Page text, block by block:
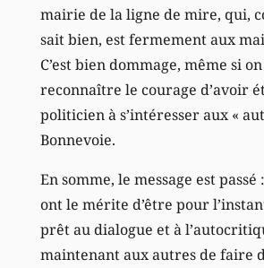
mairie de la ligne de mire, qui,
sait bien, est fermement aux
C’est bien dommage, même si
reconnaître le courage d’avoir
politicien à s’intéresser aux «
Bonnevoie.
En somme, le message est passé
ont le mérite d’être pour
prêt au dialogue et à
maintenant aux autres de faire